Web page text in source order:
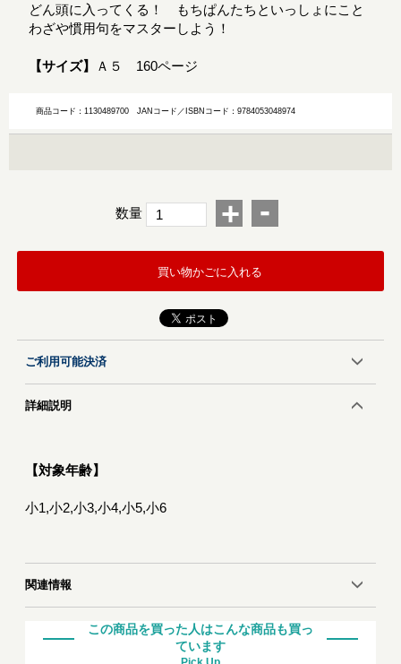
どん頭に入ってくる！ もちぱんたちといっしょにこと
わざや慣用句をマスターしよう！
【サイズ】 Ａ５ 160ページ
商品コード：1130489700JANコード／ISBNコード：9784053048974
数量 + -
買い物かごに入れる
ご利用可能決済
詳細説明
【対象年齢】
小1,小2,小3,小4,小5,小6
関連情報
この商品を買った人はこんな商品も買っ
ています